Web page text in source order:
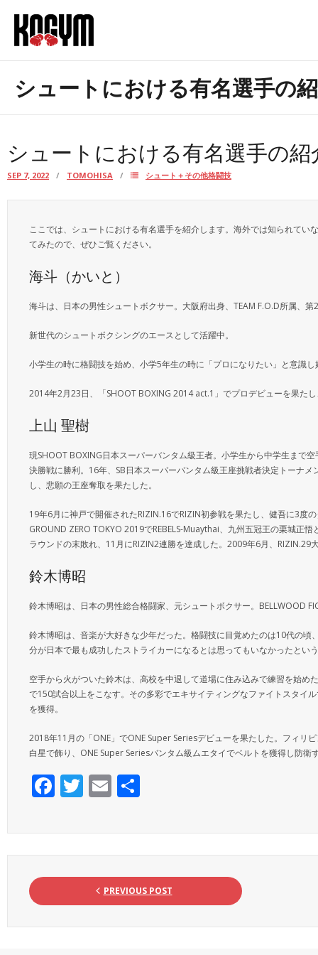
content
シュートにおける有名選手の
シュートにおける有名選手の紹
SEP 7, 2022 TOMOHISA シュート＋その他格闘技
ここでは、シュートにおける有名選手を紹介します。海外では知られて
てみたので、ぜひご覧ください。
海斗（かいと）
海斗は、日本の男性シュートボクサー。大阪府出身、TEAM F.O.D所属、
新世代のシュートボクシングのエースとして活躍中。
小学生の時に格闘技を始め、小学5年生の時に「プロになりたい」と意識し
2014年2月23日、「SHOOT BOXING 2014 act.1」でプロデビューを果た
上山 聖樹
現SHOOT BOXING日本スーパーバンタム級王者。小学生から中学生まで
決勝戦に勝利。16年、SB日本スーパーバンタム級王座挑戦者決定トーナ
し、悲願の王座奪取を果たした。
19年6月に神戸で開催されたRIZIN.16でRIZIN初参戦を果たし、健吾に3度
GROUND ZERO TOKYO 2019でREBELS-Muaythai、九州五冠王の栗城正
ラウンドの末敗れ、11月にRIZIN2連勝を達成した。2009年6月、
鈴木博昭
鈴木博昭は、日本の男性総合格闘家、元シュートボクサー。BELLWOOD
鈴木博昭は、音楽が大好きな少年だった。格闘技に目覚めたのは10代の
分が日本で最も成功したストライカーになるとは思ってもいなかったとい
空手から火がついた鈴木は、高校を中退して道場に住み込みで練習を始
で150試合以上をこなす。その多彩でエキサイティングなファイトスタイ
を獲得。
2018年11月の「ONE」でONE Super Seriesデビューを果たした。フィリ
白星で飾り、ONE Super Seriesバンタム級ムエタイでベルトを獲得し防衛
F
e
b
o
o
k
T
itt
er
E
ai
l
ar
e
PREVIOUS POST